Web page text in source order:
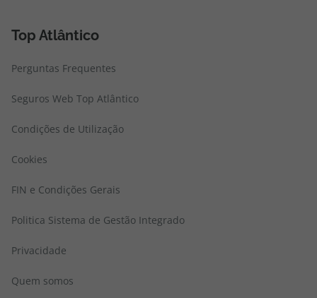
Top Atlântico
Perguntas Frequentes
Seguros Web Top Atlântico
Condições de Utilização
Cookies
FIN e Condições Gerais
Politica Sistema de Gestão Integrado
Privacidade
Quem somos